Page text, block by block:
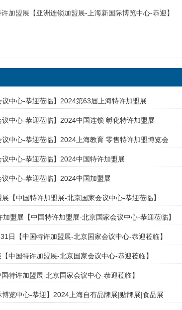
加盟展【亚洲连锁加盟展-上海新国际博览中心-恭迎】
议中心-恭迎莅临】2024第63届上海特许加盟展
议中心-恭迎莅临】2024中国连锁 孵化特许加盟展
议中心-恭迎莅临】2024上海教育 零售特许加盟博览会
议中心-恭迎莅临】2024中国特许加盟展
议中心-恭迎莅临】2024中国加盟展
【中国特许加盟展-北京国家会议中心-恭迎莅临】
盟展【中国特许加盟展-北京国家会议中心-恭迎莅临】
日【中国特许加盟展-北京国家会议中心-恭迎莅临】
中国特许加盟展-北京国家会议中心-恭迎莅临】
特许加盟展-北京国家会议中心-恭迎莅临】
博览中心-恭迎】2024上海自有品牌展|贴牌展|食品展